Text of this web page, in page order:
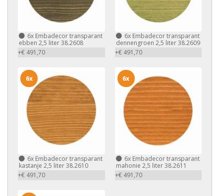
6x Embadecor transparant
ebben 2,5 liter 38.2608
+€ 491,70
6xEmbadecor transparant
dennengroen 2,5 liter 38.2609
+€ 491,70
6x Embadecor transparant
kastanje 2,5 liter 38.2610
+€ 491,70
6x
6xEmbadecor transparant
mahonie 2,5 liter 38.2611
+€ 491,70
6x